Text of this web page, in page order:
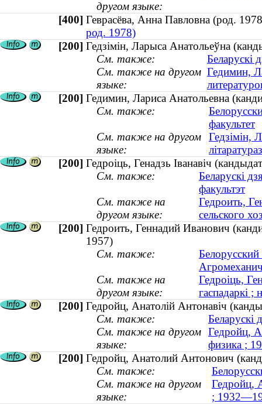
другом языке:
[400] Геврасёва, Анна Павловна (род.
род. 1978)
[200] Гедзімін, Ларыса Анатольеўна
См. также:
Беларускі
См. также на другом
языке:
Гедимин,
[200] Гедимин, Лариса Анатольевна
См. также:
факультет
См. также на другом
языке:
Гедзімін,
[200] Гедроіць, Генадзь Іванавіч
См. также:
Беларускі
факультэт
См. также на
другом языке:
Гедроить,
сельского
[200] Гедроить, Геннадий Иванович
1957)
См. также:
См. также на
другом языке:
Гедроіць,
гаспадаркі ;
[200] Гедройц, Анатолій Антонавіч
См. также:
Беларускі
См. также на другом
языке:
Гедройц,
физика ;
[200] Гедройц, Анатолий Антонович
См. также:
См. также на другом
языке:
Гедройц,
;